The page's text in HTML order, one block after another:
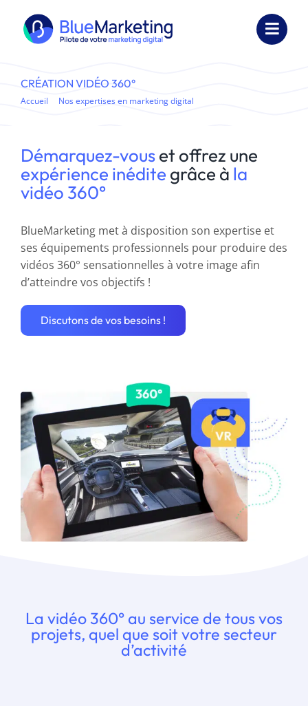
contenu
Expertises
Réalisations
Société
Nous contacter
CRÉATION VIDÉO 360°
Accueil Nos expertises en marketing digital
Démarquez-vouset offrez une
expérience inédite grâce à la
vidéo 360°
BlueMarketing met à disposition son expertise et
ses équipements professionnels pour produire des
vidéos 360° sensationnelles à votre image afin
d’atteindre vos objectifs !
Discutons de vos besoins !
La vidéo 360° au service de tous vos
projets, quel que soit votre secteur
d’activité